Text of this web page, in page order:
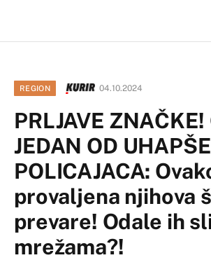
REGION 04.10.2024
PRLJAVE ZNAČKE!
JEDAN OD
POLICAJACA:
provaljena njihova
prevare! Odale ih
mrežama?!